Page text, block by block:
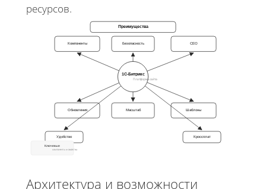
ресурсов.
Преимущества
Компоненты Безопасность СЕО
Обновления Масштаб Шаблоны
Удобство Кроссплат
1С-Битрикс
Платформа сайта
Ключевые
компоненты и свойства
Архитектура и возможности